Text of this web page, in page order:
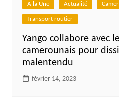
A la Une Actualité
Transport routier
Yango collabore avec
camerounais pour
malentendu
février 14, 2023